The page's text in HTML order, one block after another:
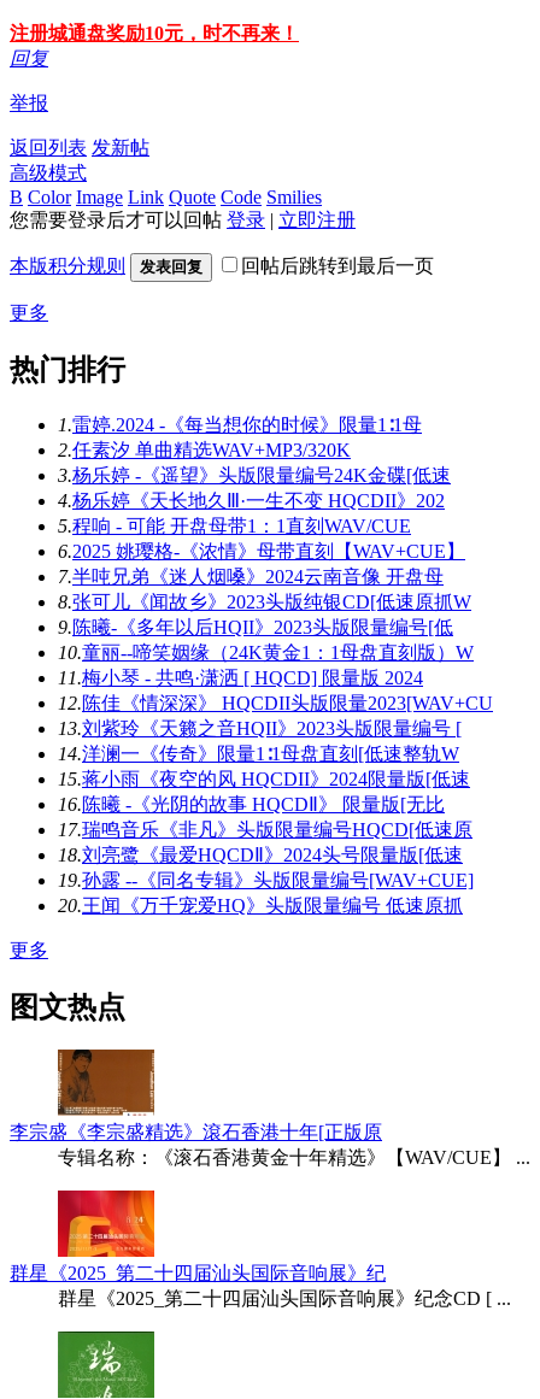
注册城通盘奖励10元，时不再来！
回复
举报
返回列表 发新帖
高级模式
B Color Image Link Quote Code Smilies
您需要登录后才可以回帖 登录 | 立即注册
本版积分规则 发表回复 回帖后跳转到最后一页
更多
热门排行
1.雷婷.2024 -《每当想你的时候》限量1∶1母
2.任素汐 单曲精选WAV+MP3/320K
3.杨乐婷 -《遥望》头版限量编号24K金碟[低速
4.杨乐婷《天长地久Ⅲ·一生不变 HQCDII》202
5.程响 - 可能 开盘母带1：1直刻WAV/CUE
6.2025 姚璎格-《浓情》母带直刻【WAV+CUE】
7.半吨兄弟《迷人烟嗓》2024云南音像 开盘母
8.张可儿《闻故乡》2023头版纯银CD[低速原抓W
9.陈曦-《多年以后HQII》2023头版限量编号[低
10.童丽--啼笑姻缘（24K黄金1：1母盘直刻版）W
11.梅小琴 - 共鸣·潇洒 [ HQCD] 限量版 2024
12.陈佳《情深深》 HQCDII头版限量2023[WAV+CU
13.刘紫玲《天籁之音HQII》2023头版限量编号 [
14.洋澜一《传奇》限量1∶1母盘直刻[低速整轨W
15.蒋小雨《夜空的风 HQCDII》2024限量版[低速
16.陈曦 -《光阴的故事 HQCDⅡ》 限量版[无比
17.瑞鸣音乐《非凡》头版限量编号HQCD[低速原
18.刘亮鹭《最爱HQCDⅡ》2024头号限量版[低速
19.孙露 --《同名专辑》头版限量编号[WAV+CUE]
20.王闻《万千宠爱HQ》头版限量编号 低速原抓
更多
图文热点
李宗盛《李宗盛精选》滾石香港十年[正版原
专辑名称：《滚石香港黄金十年精选》【WAV/CUE】 ...
群星《2025_第二十四届汕头国际音响展》纪
群星《2025_第二十四届汕头国际音响展》纪念CD [ ...